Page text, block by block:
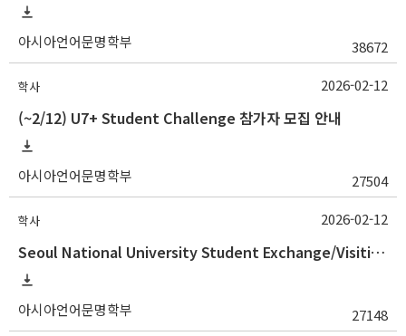
아시아언어문명학부 38672
학사
(~2/12) U7+ Student Challenge 참가자 모집 안내
아시아언어문명학부 27504
2026-02-12
학사
Seoul National University Student Exchange/Visiting Program Guideline (Fall 2026 Admission) / 2026학년도 2학기 국제교환방문학생 프로그램 선발 절차 안
아시아언어문명학부 27148
2026-02-12